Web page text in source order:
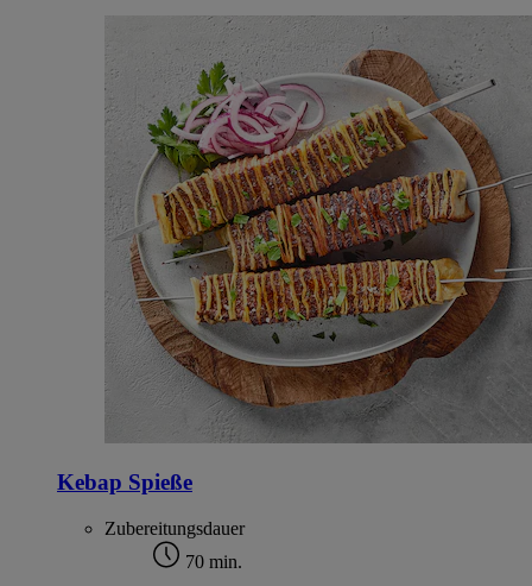
Kebap Spieße
Zubereitungsdauer
70 min.